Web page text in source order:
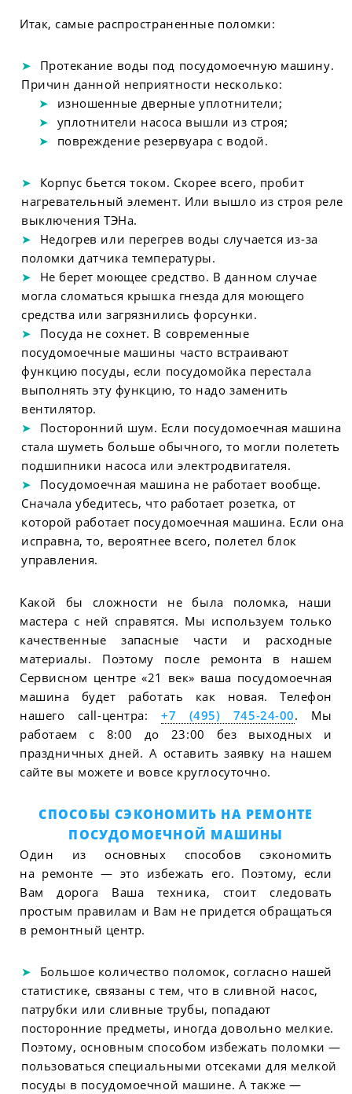
Итак, самые распространенные поломки:
Протекание воды под посудомоечную машину.
Причин данной неприятности несколько:
изношенные дверные уплотнители;
уплотнители насоса вышли из строя;
повреждение резервуара с водой.
Корпус бьется током. Скорее всего, пробит
нагревательный элемент. Или вышло из строя реле
выключения ТЭНа.
Недогрев или перегрев воды случается из-за
поломки датчика температуры.
Не берет моющее средство. В данном случае
могла сломаться крышка гнезда для моющего
средства или загрязнились форсунки.
Посуда не сохнет. В современные
посудомоечные машины часто встраивают
функцию посуды, если посудомойка перестала
выполнять эту функцию, то надо заменить
вентилятор.
Посторонний шум. Если посудомоечная машина
стала шуметь больше обычного, то могли полететь
подшипники насоса или электродвигателя.
Посудомоечная машина не работает вообще.
Сначала убедитесь, что работает розетка, от
которой работает посудомоечная машина. Если она
исправна, то, вероятнее всего, полетел блок
управления.
Какой бы сложности не была поломка, наши
мастера с ней справятся. Мы используем только
качественные запасные части и расходные
материалы. Поэтому после ремонта в нашем
Сервисном центре «21 век» ваша посудомоечная
машина будет работать как новая. Телефон
нашего call-центра: +7 (495) 745-24-00. Мы
работаем с 8:00 до 23:00 без выходных и
праздничных дней. А оставить заявку на нашем
сайте вы можете и вовсе круглосуточно.
СПОСОБЫ СЭКОНОМИТЬ НА РЕМОНТЕ
ПОСУДОМОЕЧНОЙ МАШИНЫ
Один из основных способов сэкономить
на ремонте — это избежать его. Поэтому, если
Вам дорога Ваша техника, стоит следовать
простым правилам и Вам не придется обращаться
в ремонтный центр.
Большое количество поломок, согласно нашей
статистике, связаны с тем, что в сливной насос,
патрубки или сливные трубы, попадают
посторонние предметы, иногда довольно мелкие.
Поэтому, основным способом избежать поломки —
пользоваться специальными отсеками для мелкой
посуды в посудомоечной машине. А также —